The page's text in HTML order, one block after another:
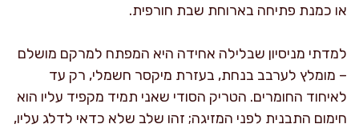
או כמנת פתיחה בארוחת שבת חורפית.
למדתי מניסיון שבלילה אחידה היא המפתח למרקם מושלם
– מומלץ לערבב בנחת, בעזרת מיקסר חשמלי, רק עד
לאיחוד החומרים. הטריק הסודי שאני תמיד מקפיד עליו הוא
חימום התבנית לפני המזיגה; זהו שלב שלא כדאי לדלג עליו,